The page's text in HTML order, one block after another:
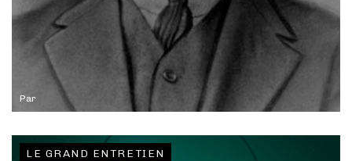
Par
LE GRAND ENTRETIEN